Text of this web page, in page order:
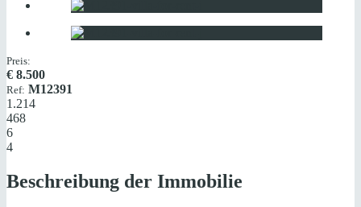
Preis:
€ 8.500
Ref: M12391
1.214
468
6
4
Beschreibung der Immobilie